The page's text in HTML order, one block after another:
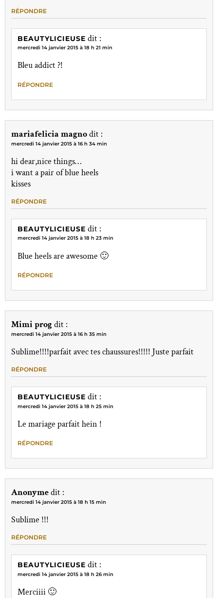
RÉPONDRE
BEAUTYLICIEUSE dit :
mercredi 14 janvier 2015 à 18 h 21 min
Bleu addict ?!
RÉPONDRE
mariafelicia magnodit :
mercredi 14 janvier 2015 à 16 h 34 min
hi dear,nice things…
i want a pair of blue heels
kisses
RÉPONDRE
BEAUTYLICIEUSE dit :
mercredi 14 janvier 2015 à 18 h 23 min
Blue heels are awesome 🙂
RÉPONDRE
Mimi prog dit :
mercredi 14 janvier 2015 à 16 h 35 min
Sublime!!!!parfait avec tes chaussures!!!!! Juste parfait
RÉPONDRE
BEAUTYLICIEUSE dit :
mercredi 14 janvier 2015 à 18 h 25 min
Le mariage parfait hein !
RÉPONDRE
Anonymedit :
mercredi 14 janvier 2015 à 18 h 15 min
Sublime !!!
RÉPONDRE
BEAUTYLICIEUSE dit :
mercredi 14 janvier 2015 à 18 h 26 min
Merciiii 🙂